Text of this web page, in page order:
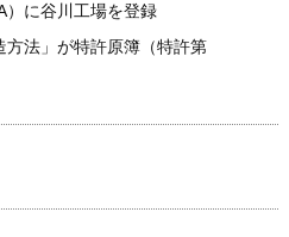
）に谷川工場を登録
方法」が特許原簿（特許第